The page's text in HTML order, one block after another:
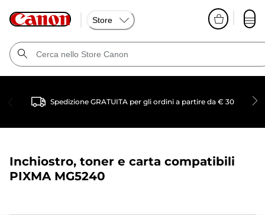
Store
Spedizione GRATUITA per gli ordini a partire da € 30
Inchiostro, toner e carta compatibili
PIXMA MG5240